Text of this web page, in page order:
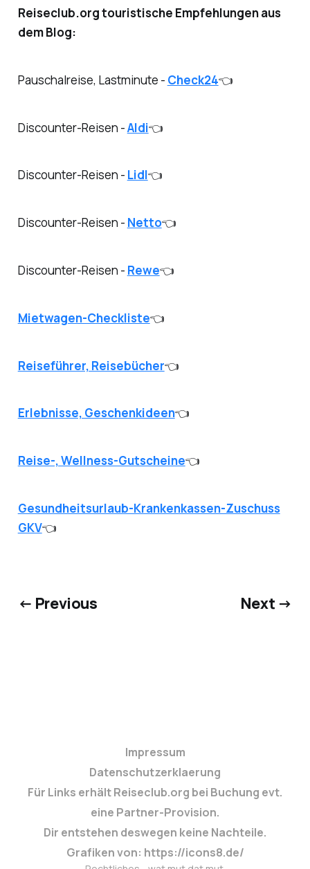
Reiseclub.org touristische Empfehlungen aus
dem Blog:
Pauschalreise, Lastminute - Check24👈
Discounter-Reisen -Aldi👈
Discounter-Reisen - Lidl👈
Discounter-Reisen - Netto👈
Discounter-Reisen - Rewe👈
Mietwagen-Checkliste👈
Reiseführer, Reisebücher👈
Erlebnisse, Geschenkideen👈
Reise-, Wellness-Gutscheine👈
Gesundheitsurlaub-Krankenkassen-Zuschuss
GKV👈
← Previous Next →
Impressum
Datenschutzerklaerung
Für Links erhält Reiseclub.org bei Buchung evt.
eine Partner-Provision.
Dir entstehen deswegen keine Nachteile.
Grafiken von: https://icons8.de/